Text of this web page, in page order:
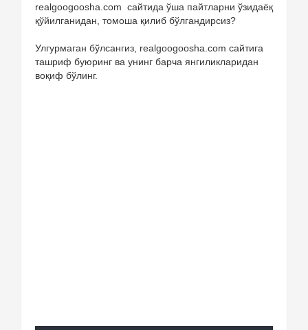
realgoogoosha.com сайтида ўша пайтларни ўзидаёқ
қўйилганидан, томоша қилиб бўлгандирсиз?
Улгурмаган бўлсангиз, realgoogoosha.com сайтига
ташриф буюринг ва унинг барча янгиликларидан
воқиф бўлинг.